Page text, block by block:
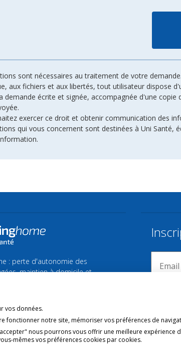
sont nécessaires au traitement de votre
aux fichiers et aux libertés, tout utilisateur dispose
demande écrite et signée, accompagnée d'une
exercer ce droit et obtenir communication des
qui vous concernent sont destinées à Uni Santé,
: perte d'autonomie des
maintien à domicile et
les actualités de la Silver
vos données.
fonctionner notre site, mémoriser vos préférences de
nous pourrons vous offrir une meilleure expérience
mêmes vos préférences cookies par cookies.